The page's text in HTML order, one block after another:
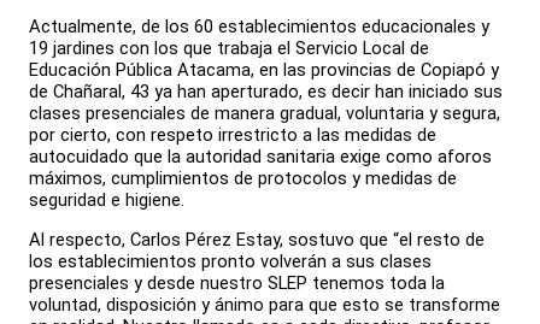
Actualmente, de los 60 establecimientos educacionales y
19 jardines con los que trabaja el Servicio Local de
Educación Pública Atacama, en las provincias de Copiapó y
de Chañaral, 43 ya han aperturado, es decir han iniciado sus
clases presenciales de manera gradual, voluntaria y segura,
por cierto, con respeto irrestricto a las medidas de
autocuidado que la autoridad sanitaria exige como aforos
máximos, cumplimientos de protocolos y medidas de
seguridad e higiene.
Al respecto, Carlos Pérez Estay, sostuvo que “el resto de
los establecimientos pronto volverán a sus clases
presenciales y desde nuestro SLEP tenemos toda la
voluntad, disposición y ánimo para que esto se transforme